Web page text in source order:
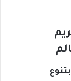
تميزت جوائز أوبو للتصوير لعام 2026 بتنوع